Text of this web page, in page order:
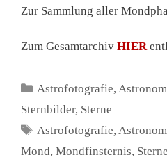
Zur Sammlung aller
Zum Gesamtarchiv HIER
Kategorien
Astrofotografie,
Sternbilder, Sterne
Schlagwörter
Astrofotografie,
Mond, Mondfinsternis, Sterne